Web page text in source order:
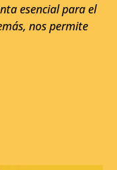
esencial para el
nos permite